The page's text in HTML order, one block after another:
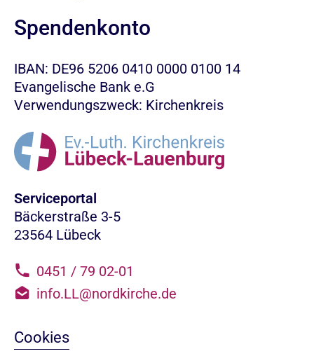
Spendenkonto
IBAN: DE96 5206 0410 0000 0100 14
Evangelische Bank e.G
Verwendungszweck: Kirchenkreis
Serviceportal
Bäckerstraße 3-5
23564 Lübeck
0451 / 79 02-01
info.LL@nordkirche.de
Cookies